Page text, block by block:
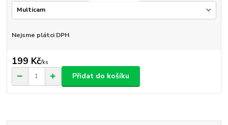
Nejsme plátci DPH
199 Kč/ks
Přidat do košíku